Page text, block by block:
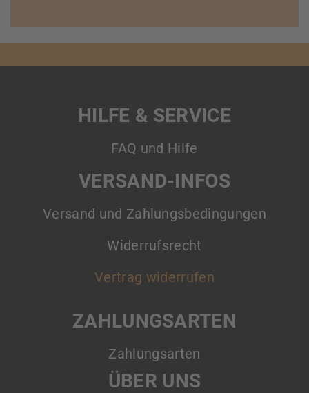
HILFE & SERVICE
FAQ und Hilfe
VERSAND-INFOS
Versand und Zahlungsbedingungen
Widerrufsrecht
Vertrag widerrufen
ZAHLUNGSARTEN
Zahlungsarten
ÜBER UNS